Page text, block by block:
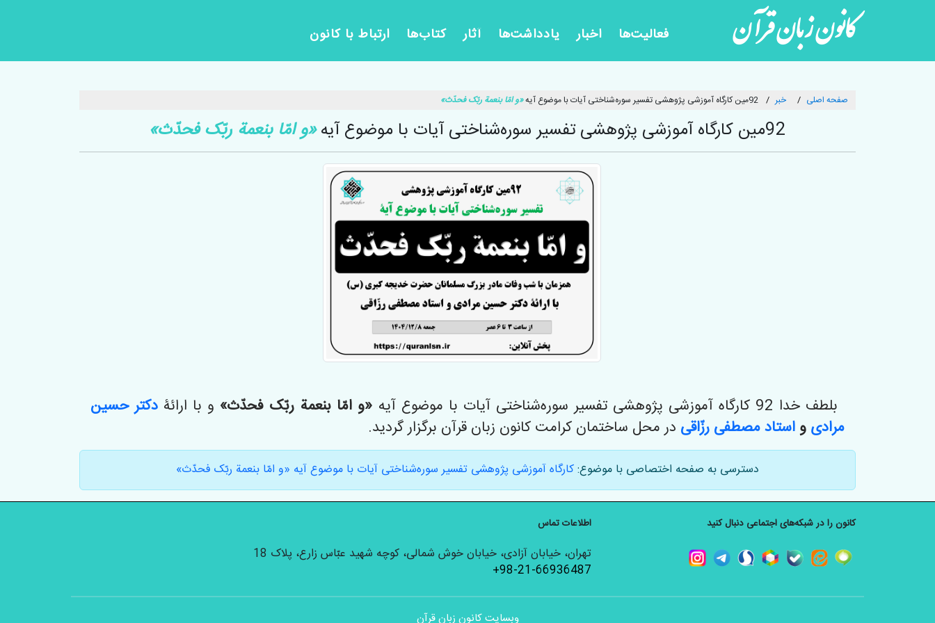
کانون زبان قرآن فعالیت‌ها اخبار یادداشت‌ها آثار کتاب‌ها ارتباط با کانون
صفحه اصلی خبر 92مین کارگاه آموزشی پژوهشی تفسیر سوره‌شناختی آیات با موضوع آیه «و امّا بنعمة ربّک فحدّث»
92مین کارگاه آموزشی پژوهشی تفسیر سوره‌شناختی آیات با موضوع آیه «و امّا بنعمة ربّک فحدّث»
بلطف خدا 92 کارگاه آموزشی پژوهشی تفسیر سوره‌شناختی آیات با موضوع آیه «و امّا بنعمة ربّک فحدّث» و با ارائۀ دکتر حسین
مرادی واستاد مصطفی رزّاقی در محل ساختمان کرامت کانون زبان قرآن برگزار گردید.
دسترسی به صفحه اختصاصی با موضوع:کارگاه آموزشی پژوهشی تفسیر سوره‌شناختی آیات با موضوع آیه «و امّا بنعمة ربّک فحدّث»
کانون را در شبکه‌های اجتماعی دنبال کنید اطلاعات تماس
تهران، خیابان آزادی، خیابان خوش شمالی، کوچه شهید عبّاس زارع، پلاک 18
+98-21-66936487
وبسایت کانون زبان قرآن